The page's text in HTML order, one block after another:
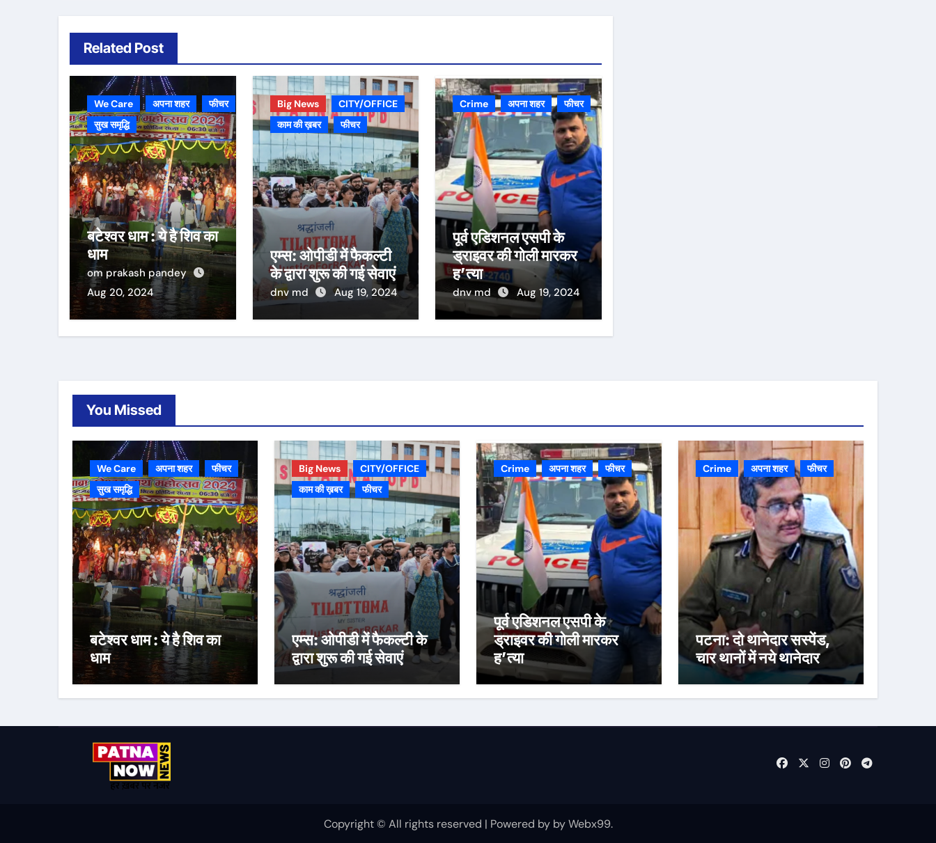
Related Post
We Care अपना शहर
फीचर
सुख समृद्धि
बटेश्वर धाम : ये है शिव का
धाम
om prakash pandey
Aug 20, 2024
Big News
CITY/OFFICE
काम की ख़बर
फीचर
एम्स: ओपीडी में फैकल्टी
के द्वारा शुरू की गई सेवाएं
dnv md Aug 19, 2024
Crime अपना शहर फीचर
पूर्व एडिशनल एसपी के
ड्राइवर की गोली मारकर
ह’त्या
dnv md Aug 19, 2024
You Missed
We Care अपना शहर
फीचर
सुख समृद्धि
बटेश्वर धाम : ये है शिव का
धाम
Big News
CITY/OFFICE
काम की ख़बर
फीचर
एम्स: ओपीडी में फैकल्टी के
द्वारा शुरू की गई सेवाएं
Crime अपना शहर फीचर
पूर्व एडिशनल एसपी के
ड्राइवर की गोली मारकर
ह’त्या
Crime अपना शहर फीचर
पटना: दो थानेदार सस्पेंड,
चार थानों में नये थानेदार
Copyright © All rights reserved | Powered by byWebx99.